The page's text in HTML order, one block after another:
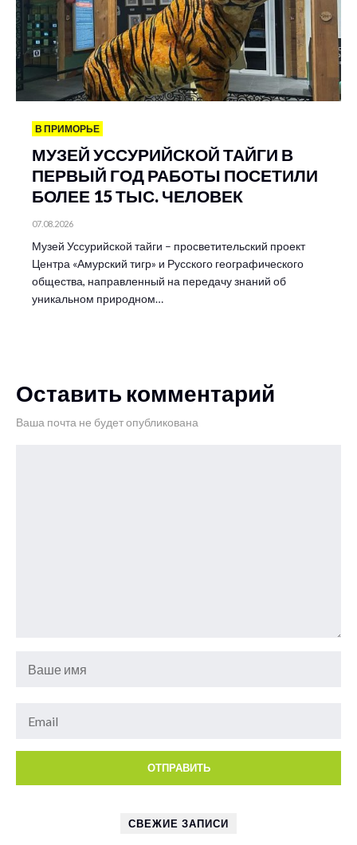
В ПРИМОРЬЕ
МУЗЕЙ УССУРИЙСКОЙ ТАЙГИ В
ПЕРВЫЙ ГОД РАБОТЫ ПОСЕТИЛИ
БОЛЕЕ 15 ТЫС. ЧЕЛОВЕК
07.08.2026
Музей Уссурийской тайги – просветительский проект
Центра «Амурский тигр» и Русского географического
общества, направленный на передачу знаний об
уникальном природном…
Оставить комментарий
Ваша почта не будет опубликована
СВЕЖИЕ ЗАПИСИ